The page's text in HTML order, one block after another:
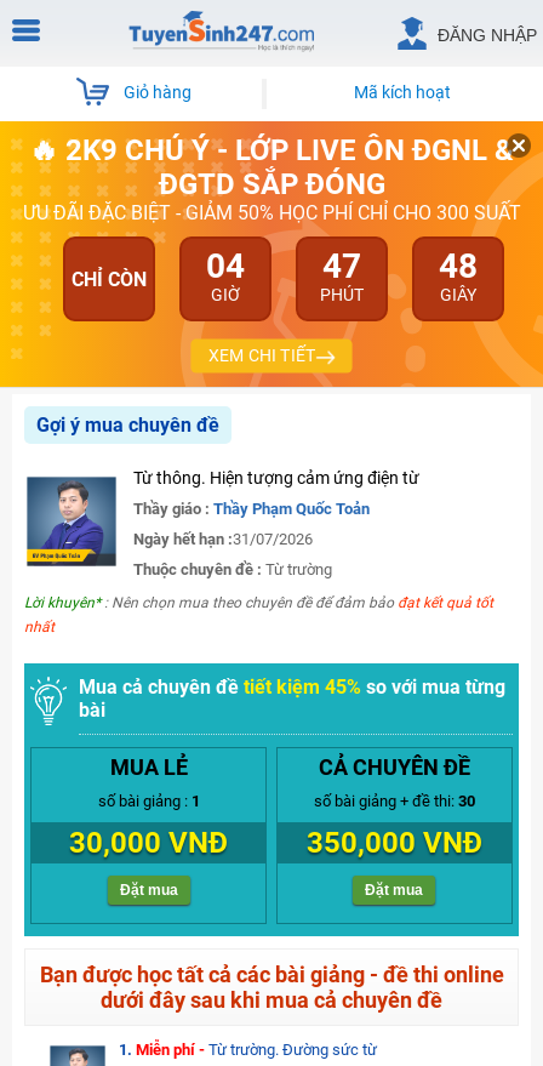
ĐĂNG NHẬP
Giỏ hàng Mã kích hoạt
🔥 2K9 CHÚ Ý - LỚP LIVE ÔN ĐGNL &
ĐGTD SẮP ĐÓNG
ƯU ĐÃI ĐẶC BIỆT - GIẢM 50% HỌC PHÍ CHỈ CHO 300 SUẤT
CHỈ CÒN 04
GIỜ
47
PHÚT
47
GIÂY
XEM CHI TIẾT
Gợi ý mua chuyên đề
Từ thông. Hiện tượng cảm ứng điện từ
Thầy giáo : Thầy Phạm Quốc Toản
Ngày hết hạn :31/07/2026
Thuộc chuyên đề : Từ trường
Lời khuyên*: Nên chọn mua theo chuyên đề để đảm bảo đạt kết quả tốt
nhất
Mua cả chuyên đề tiết kiệm 45% so với mua từng
bài
MUA LẺ
số bài giảng : 1
30,000 VNĐ
Đặt mua
CẢ CHUYÊN ĐỀ
số bài giảng + đề thi: 30
350,000 VNĐ
Đặt mua
Bạn được học tất cả các bài giảng - đề thi online
dưới đây sau khi mua cả chuyên đề
1. Miễn phí - Từ trường. Đường sức từ